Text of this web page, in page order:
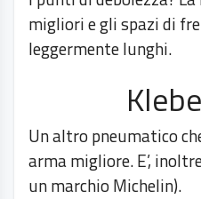
migliori e gli spazi di
leggermente lunghi.
Un altro pneumatico
arma migliore. E’,
un marchio Michelin).